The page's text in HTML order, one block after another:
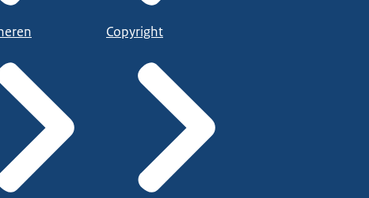
Copyright